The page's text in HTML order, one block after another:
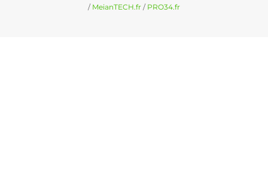
/ MeianTECH.fr / PRO34.fr